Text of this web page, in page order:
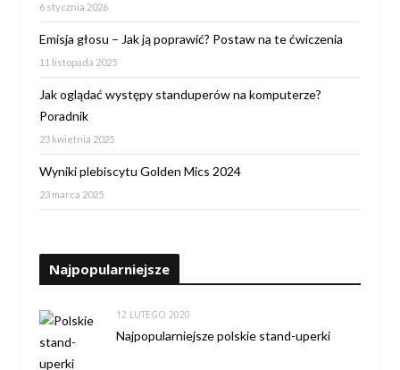
6 stycznia 2026
Emisja głosu – Jak ją poprawić? Postaw na te ćwiczenia
11 listopada 2025
Jak oglądać występy standuperów na komputerze?
Poradnik
23 kwietnia 2025
Wyniki plebiscytu Golden Mics 2024
23 marca 2025
Najpopularniejsze
12 LUTEGO 2020
Najpopularniejsze polskie stand-uperki